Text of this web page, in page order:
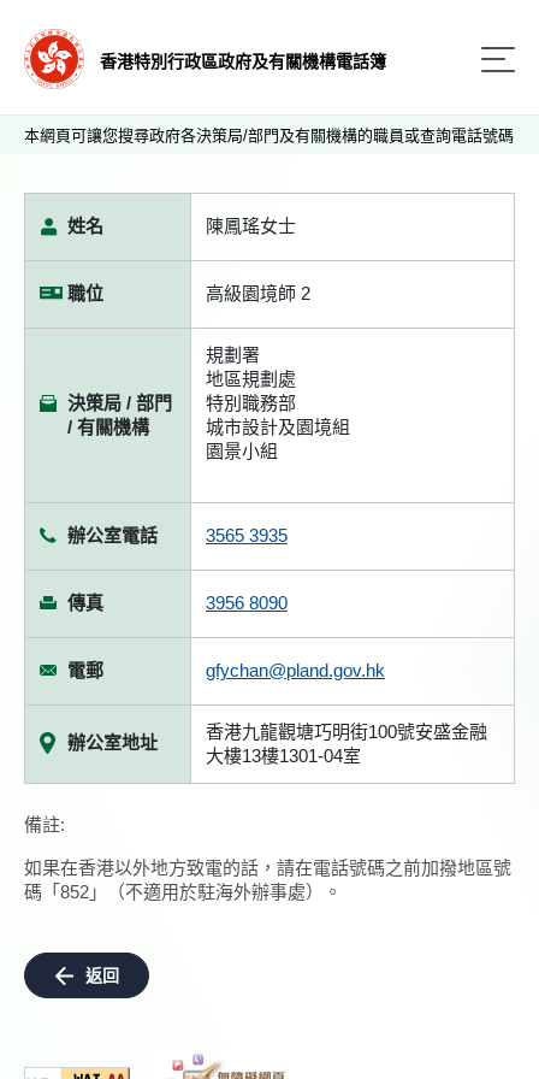
香港特別行政區政府及有關機構電話簿
本網頁可讓您搜尋政府各決策局/部門及有關機構的職員或查詢電話號碼
姓名 陳鳳瑤女士
職位 高級園境師 2
決策局 / 部門
/ 有關機構
規劃署
地區規劃處
特別職務部
城市設計及園境組
園景小組
辦公室電話 3565 3935
傳真 3956 8090
電郵 gfychan@pland.gov.hk
辦公室地址
香港九龍觀塘巧明街100號安盛金融
大樓13樓1301-04室
備註:
如果在香港以外地方致電的話，請在電話號碼之前加撥地區號
碼「852」（不適用於駐海外辦事處）。
返回